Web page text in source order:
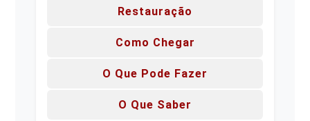
Restauração
Como Chegar
O Que Pode Fazer
O Que Saber